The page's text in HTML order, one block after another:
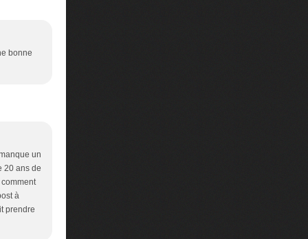
bonne
un
20 ans de
à
prendre